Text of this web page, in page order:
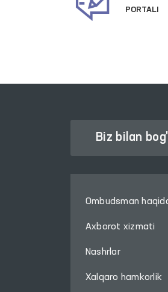
PORTALI
Biz bilan
Ombudsman
Axborot xizmati
Nashrlar
Xalqaro hamkorlik